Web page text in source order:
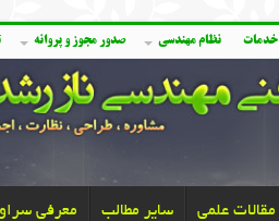
خدمات نظام مهندسی صدور مجوز و پروانه
مقالات علمی سایر مطالب معرفی